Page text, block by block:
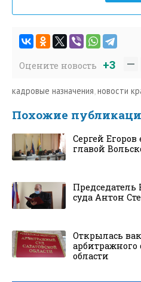
Оцените новость +3
кадровые назначения,новости
Похожие
Сергей
главой
Председатель
суда Антон
Открылась
арбитражного
области